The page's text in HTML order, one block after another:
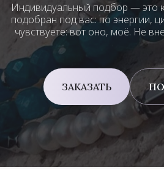
Индивидуальный подбор — это
подобран под вас: по энергии,
чувствуете: вот оно, моё. Не
ЗАКАЗАТЬ